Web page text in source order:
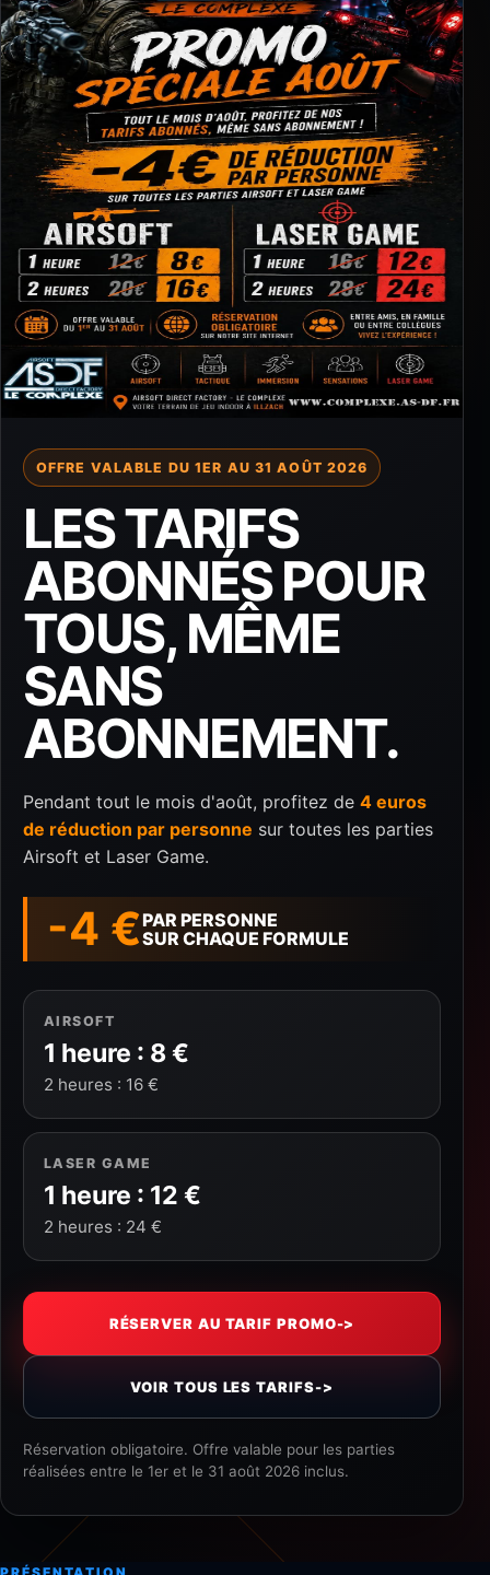
OFFRE VALABLE DU 1ER AU 31 AOÛT 2026
LES TARIFS
ABONNÉS POUR
TOUS, MÊME
SANS
ABONNEMENT.
Pendant tout le mois d'août, profitez de 4 euros
de réduction par personne sur toutes les parties
Airsoft et Laser Game.
-4 €PAR PERSONNE
SUR CHAQUE FORMULE
AIRSOFT
1 heure : 8 €
2 heures : 16 €
LASER GAME
1 heure : 12 €
2 heures : 24 €
RÉSERVER AU TARIF PROMO->
VOIR TOUS LES TARIFS->
Réservation obligatoire. Offre valable pour les parties
réalisées entre le 1er et le 31 août 2026 inclus.